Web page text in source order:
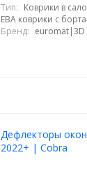
Тип: Коврики в
ЕВА коврики с
Бренд: euromat|3D
Дефлекторы
2022+ | Cobra